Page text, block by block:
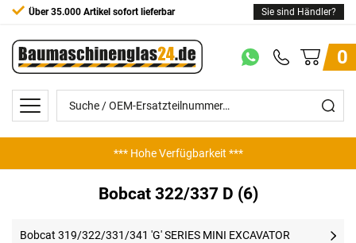
Über 35.000 Artikel sofort lieferbar Sie sind Händler?
0
*** Hohe Verfügbarkeit ***
Bobcat 322/337 D (6)
Bobcat 319/322/331/341 'G' SERIES MINI EXCAVATOR